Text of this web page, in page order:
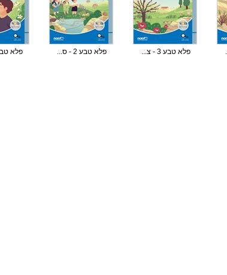
פלא טבע 3 - צ... פלא טבע 2 - ס... פלא טבע 1 -